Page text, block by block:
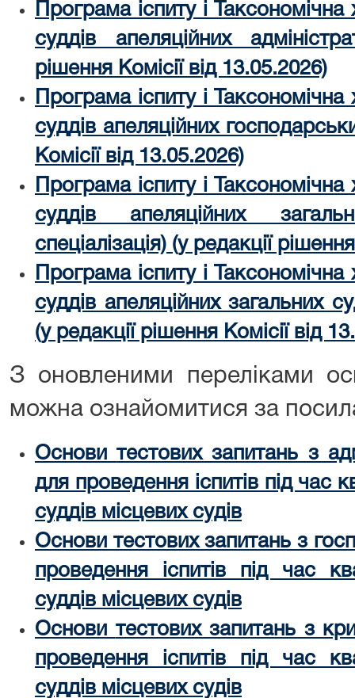
Програма іспиту і
суддів апеляційних
рішення Комісії від 13.05.2026)
Програма іспиту і
суддів апеляційних
Комісії від 13.05.2026)
Програма іспиту і
суддів апеляційних
спеціалізація) (у редакції
Програма іспиту і
суддів апеляційних загальних
(у редакції рішення Комісії від
З оновленими переліками
можна ознайомитися за
Основитестових запитань з
для проведення іспитів під час
суддів місцевих судів
Основи тестових запитань з
проведення іспитів під час
суддів місцевих судів
Основи тестових запитань з
проведення іспитів під час
суддів місцевих судів